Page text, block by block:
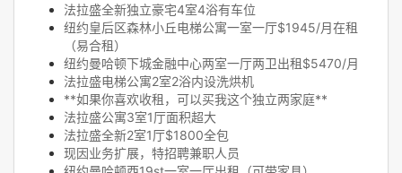
法拉盛全新独立豪宅4室4浴有车位
纽约皇后区森林小丘电梯公寓一室一厅$1945/月在租
（易合租）
纽约曼哈顿下城金融中心两室一厅两卫出租$5470/月
法拉盛电梯公寓2室2浴内设洗烘机
**如果你喜欢收租，可以买我这个独立两家庭**
法拉盛公寓3室1厅面积超大
法拉盛全新2室1厅$1800全包
现因业务扩展，特招聘兼职人员